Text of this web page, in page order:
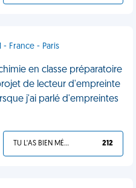
- France - Paris
en classe préparatoire
de lecteur d'empreinte
j'ai parlé d'empreintes
TU L'AS BIEN MÉRITÉ 212